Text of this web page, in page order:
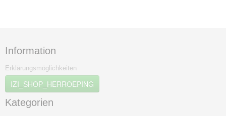
Information
Erklärungsmöglichkeiten
IZI_SHOP_HERROEPING
Kategorien